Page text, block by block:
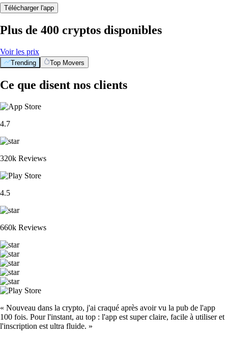
Télécharger l'app
Plus de 400 cryptos disponibles
Voir les prix
Trending Top Movers
Ce que disent nos clients
4.7
320k Reviews
4.5
660k Reviews
« Nouveau dans la crypto, j'ai craqué après avoir vu la pub de l'app
100 fois. Pour l'instant, au top : l'app est super claire, facile à utiliser et
l'inscription est ultra fluide. »